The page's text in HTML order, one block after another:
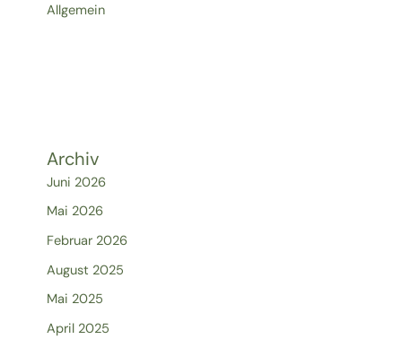
Allgemein
Archiv
Juni 2026
Mai 2026
Februar 2026
August 2025
Mai 2025
April 2025